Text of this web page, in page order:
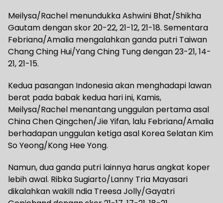
Meilysa/Rachel menundukka Ashwini Bhat/Shikha
Gautam dengan skor 20-22, 21-12, 21-18. Sementara
Febriana/Amalia mengalahkan ganda putri Taiwan
Chang Ching Hui/Yang Ching Tung dengan 23-21, 14-
21, 21-15.
Kedua pasangan Indonesia akan menghadapi lawan
berat pada babak kedua hari ini, Kamis,
Meilysa/Rachel menantang unggulan pertama asal
China Chen Qingchen/Jie Yifan, lalu Febriana/Amalia
berhadapan unggulan ketiga asal Korea Selatan Kim
So Yeong/Kong Hee Yong.
Namun, dua ganda putri lainnya harus angkat koper
lebih awal. Ribka Sugiarto/Lanny Tria Mayasari
dikalahkan wakilI ndia Treesa Jolly/Gayatri